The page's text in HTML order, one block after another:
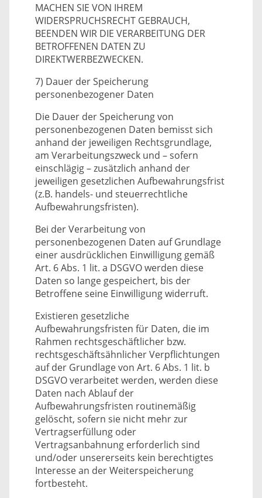
MACHEN SIE VON IHREM
WIDERSPRUCHSRECHT GEBRAUCH,
BEENDEN WIR DIE VERARBEITUNG DER
BETROFFENEN DATEN ZU
DIREKTWERBEZWECKEN.
7) Dauer der Speicherung
personenbezogener Daten
Die Dauer der Speicherung von
personenbezogenen Daten bemisst sich
anhand der jeweiligen Rechtsgrundlage,
am Verarbeitungszweck und – sofern
einschlägig – zusätzlich anhand der
jeweiligen gesetzlichen Aufbewahrungsfrist
(z.B. handels- und steuerrechtliche
Aufbewahrungsfristen).
Bei der Verarbeitung von
personenbezogenen Daten auf Grundlage
einer ausdrücklichen Einwilligung gemäß
Art. 6 Abs. 1 lit. a DSGVO werden diese
Daten so lange gespeichert, bis der
Betroffene seine Einwilligung widerruft.
Existieren gesetzliche
Aufbewahrungsfristen für Daten, die im
Rahmen rechtsgeschäftlicher bzw.
rechtsgeschäftsähnlicher Verpflichtungen
auf der Grundlage von Art. 6 Abs. 1 lit. b
DSGVO verarbeitet werden, werden diese
Daten nach Ablauf der
Aufbewahrungsfristen routinemäßig
gelöscht, sofern sie nicht mehr zur
Vertragserfüllung oder
Vertragsanbahnung erforderlich sind
und/oder unsererseits kein berechtigtes
Interesse an der Weiterspeicherung
fortbesteht.